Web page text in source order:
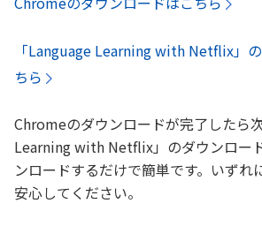
「Language Learning with Netflix」
ちら
Chromeのダウンロードが完了したら
Learning with Netflix」のダウンロー
ンロードするだけで簡単です。いずれ
安心してください。